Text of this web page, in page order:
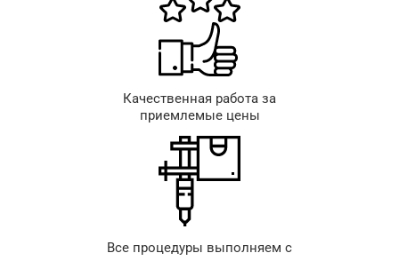
Качественная работа за
приемлемые цены
Все процедуры выполняем с